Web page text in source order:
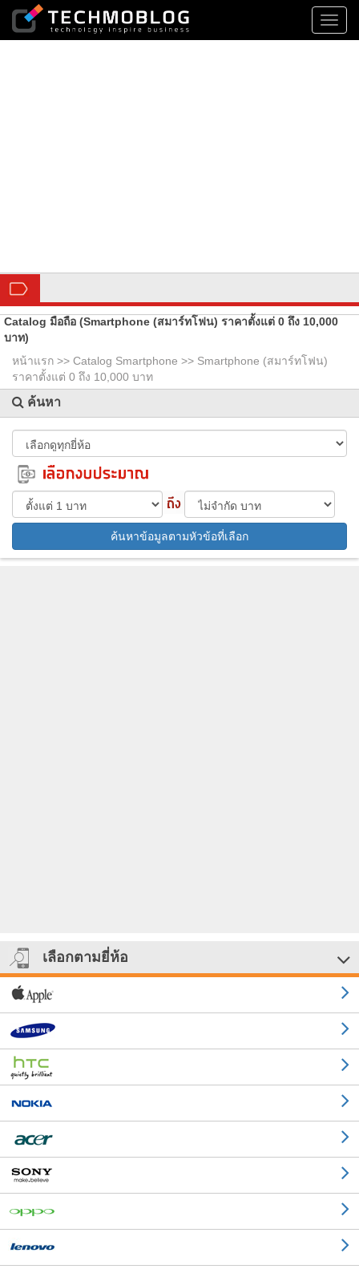
Catalog มือถือ (Smartphone (สมาร์ทโฟน) ราคาตั้งแต่ 0 ถึง 10,000
บาท)
หน้าแรก >> Catalog Smartphone >> Smartphone (สมาร์ทโฟน)
ราคาตั้งแต่ 0 ถึง 10,000 บาท
ค้นหา
ค้นหาข้อมูลตามหัวข้อที่เลือก
เลือกตามยี่ห้อ